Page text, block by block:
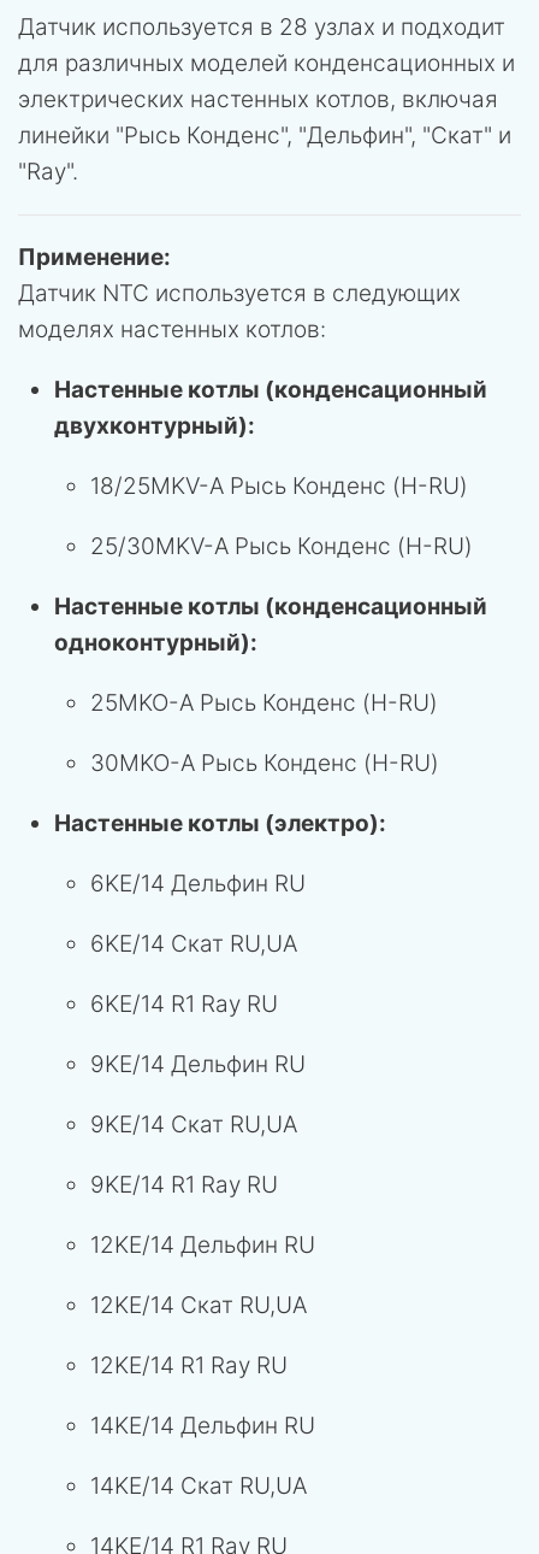
Датчик используется в 28 узлах и подходит
для различных моделей конденсационных и
электрических настенных котлов, включая
линейки "Рысь Конденс", "Дельфин", "Скат" и
"Ray".
Применение:
Датчик NTC используется в следующих
моделях настенных котлов:
Настенные котлы (конденсационный
двухконтурный):
18/25MKV-A Рысь Конденс (H-RU)
25/30MKV-A Рысь Конденс (H-RU)
Настенные котлы (конденсационный
одноконтурный):
25MKO-A Рысь Конденс (H-RU)
30MKO-A Рысь Конденс (H-RU)
Настенные котлы (электро):
6KE/14 Дельфин RU
6KE/14 Скат RU,UA
6KE/14 R1 Ray RU
9KE/14 Дельфин RU
9KE/14 Скат RU,UA
9KE/14 R1 Ray RU
12KE/14 Дельфин RU
12KE/14 Скат RU,UA
12KE/14 R1 Ray RU
14KE/14 Дельфин RU
14KE/14 Скат RU,UA
14KE/14 R1 Ray RU